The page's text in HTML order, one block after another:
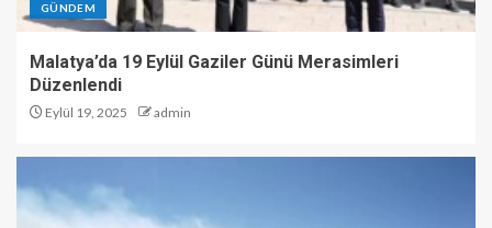
GÜNDEM
Malatya’da 19 Eylül Gaziler Günü Merasimleri
Düzenlendi
Eylül 19, 2025 admin